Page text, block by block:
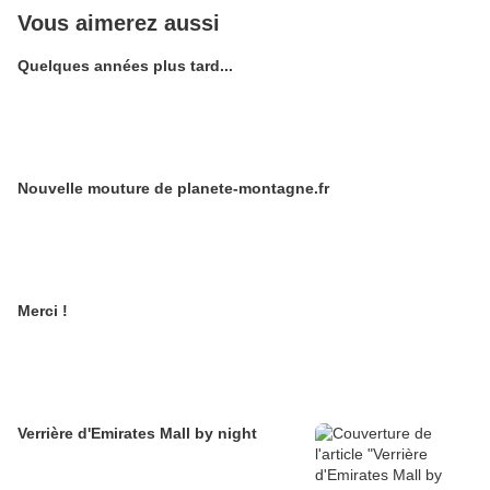
Vous aimerez aussi
Quelques années plus tard...
Nouvelle mouture de planete-montagne.fr
Merci !
Verrière d'Emirates Mall by night